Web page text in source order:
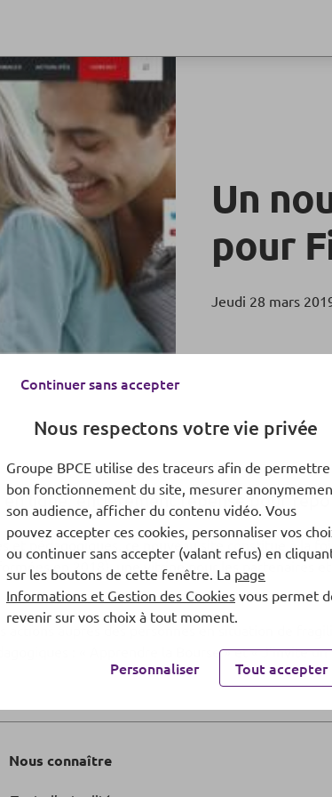
Un
pour
Jeudi 28 mars
en ligne, entièrement repensé pour
et pédagogiques, ce nouveau site
constitue à la
en 2018), une vitrine pour les partenaires
actions auprès des personnes en situation de
: « Apprendre la Bourse » et « J’invite un
Nous connaître
Continuer sans accepter
Nous respectons votre vie privée
Groupe BPCE utilise des traceurs afin de
bon fonctionnement du site, mesurer
son audience, afficher du contenu vidéo. Vous
pouvez accepter ces cookies, personnaliser vos
ou continuer sans accepter (valant refus) en
sur les boutons de cette fenêtre. La page
Informations et Gestion des Cookies vous permet
revenir sur vos choix à tout moment.
Personnaliser Tout accepter